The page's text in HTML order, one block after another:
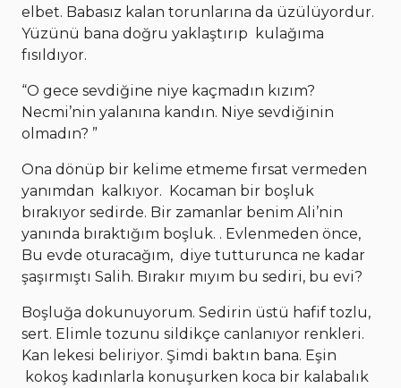
elbet. Babasız kalan torunlarına da üzülüyordur.
Yüzünü bana doğru yaklaştırıp kulağıma
fısıldıyor.
“O gece sevdiğine niye kaçmadın kızım?
Necmi’nin yalanına kandın. Niye sevdiğinin
olmadın? ”
Ona dönüp bir kelime etmeme fırsat vermeden
yanımdan kalkıyor. Kocaman bir boşluk
bırakıyor sedirde. Bir zamanlar benim Ali’nin
yanında bıraktığım boşluk. . Evlenmeden önce,
Bu evde oturacağım, diye tutturunca ne kadar
şaşırmıştı Salih. Bırakır mıyım bu sediri, bu evi?
Boşluğa dokunuyorum. Sedirin üstü hafif tozlu,
sert. Elimle tozunu sildikçe canlanıyor renkleri.
Kan lekesi beliriyor. Şimdi baktın bana. Eşin
kokoş kadınlarla konuşurken koca bir kalabalık